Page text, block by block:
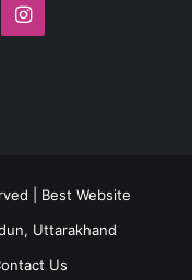
Instagram
| Best Website
Uttarakhand
Us